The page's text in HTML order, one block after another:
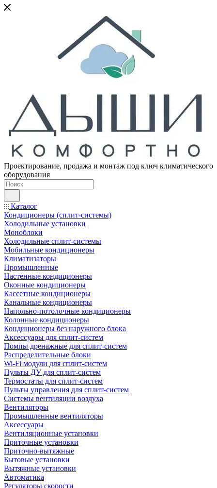
Проектирование, продажа и монтаж под ключ климатического
оборудования
Каталог
Кондиционеры (сплит-системы)
Холодильные установки
Моноблоки
Холодильные сплит-системы
Мобильные кондиционеры
Климатизаторы
Промышленные
Настенные кондиционеры
Оконные кондиционеры
Кассетные кондиционеры
Канальные кондиционеры
Напольно-потолочные кондиционеры
Колонные кондиционеры
Кондиционеры без наружного блока
Аксессуары для сплит-систем
Помпы дренажные для сплит-систем
Распределительные блоки
Wi-Fi модули для сплит-систем
Пульты ДУ для сплит-систем
Термостаты для сплит-систем
Пульты управления для сплит-систем
Системы вентиляции воздуха
Вентиляторы
Промышленные вентиляторы
Аксессуары
Вентиляционные установки
Приточные установки
Приточно-вытяжные
Бытовые установки
Вытяжные установки
Автоматика
Регуляторы скорости